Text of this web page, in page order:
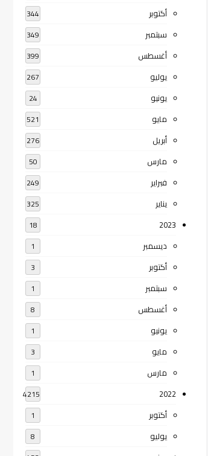
أكتوبر 344
سبتمبر 349
أغسطس 399
يوليو 267
يونيو 24
مايو 521
أبريل 276
مارس 50
فبراير 249
يناير 325
2023
18
ديسمبر 1
أكتوبر 3
سبتمبر 1
أغسطس 8
يونيو 1
مايو 3
مارس 1
2022
4215
أكتوبر 1
يوليو 8